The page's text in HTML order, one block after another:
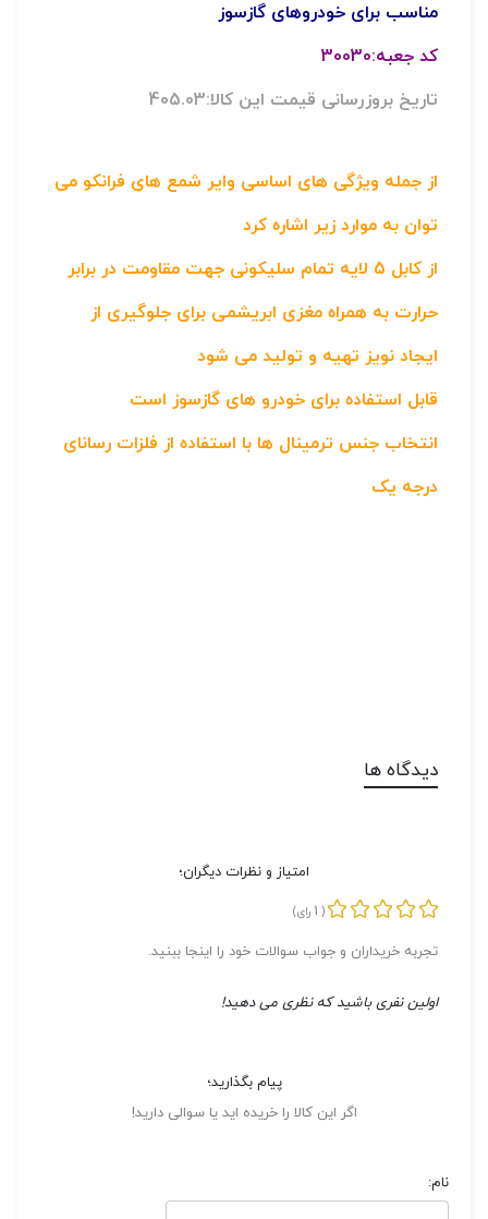
مناسب برای خودروهای گازسوز
کد جعبه:30030
تاریخ بروزرسانی قیمت این کالا:405.03
از جمله ویژگی های اساسی وایر شمع های فرانکو می
توان به موارد زیر اشاره کرد
از کابل 5 لایه تمام سلیکونی جهت مقاومت در برابر
حرارت به همراه مغزی ابریشمی برای جلوگیری از
ایجاد نویز تهیه و تولید می شود
قابل استفاده برای خودرو های گازسوز است
انتخاب جنس ترمینال ها با استفاده از فلزات رسانای
درجه یک
دیدگاه ها
امتیاز و نظرات دیگران؛
(
1 رای)
تجربه خریداران و جواب سوالات خود را اینجا ببنید.
اولین نفری باشید که نظری می دهید!
پیام بگذارید؛
اگر این کالا را خریده اید یا سوالی دارید!
نام: